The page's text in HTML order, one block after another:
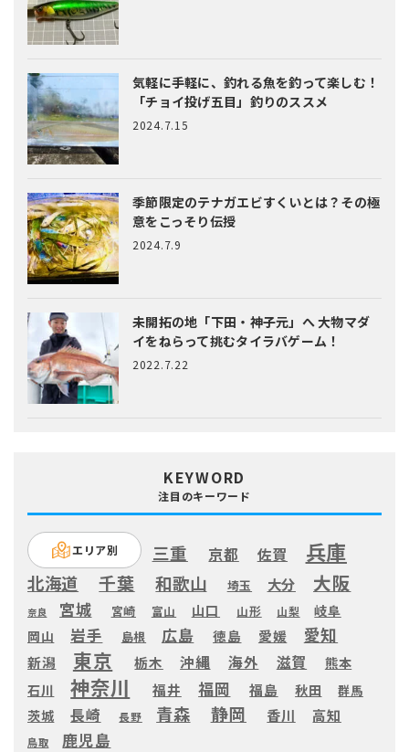
気軽に手軽に、釣れる魚を釣って楽しむ！
「チョイ投げ五目」釣りのススメ
2024.7.15
季節限定のテナガエビすくいとは？ その極
意をこっそり伝授
2024.7.9
未開拓の地「下田・神子元」へ大物マダ
イをねらって挑むタイラバゲーム！
2022.7.22
KEYWORD
注目のキーワード
エリア別 三重 京都 佐賀 兵庫
北海道 千葉 和歌山 埼玉 大分 大阪
奈良 宮城 宮崎 富山 山口 山形 山梨
岐阜
岡山
岩手 島根 広島 徳島 愛媛 愛知
新潟 東京 栃木 沖縄 海外 滋賀
熊本
石川
神奈川 福井 福岡 福島 秋田 群馬
茨城 長崎 長野 青森 静岡 香川 高知
鳥取 鹿児島